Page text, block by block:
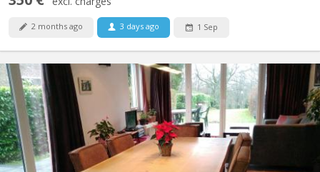
2 months ago 3 days ago 1 Sep
KV 822
Période locative court terme: 08/06/26 - 07/09/26 1 chambre à
louer (occupation simple) dans une colocation de 2 personnes,
avec douche privative dans une maison meublée et toute
équipée avec terrasse, jardin et parking. Cadre vert et tranquille,
située proche du centre ville et des grands axes...